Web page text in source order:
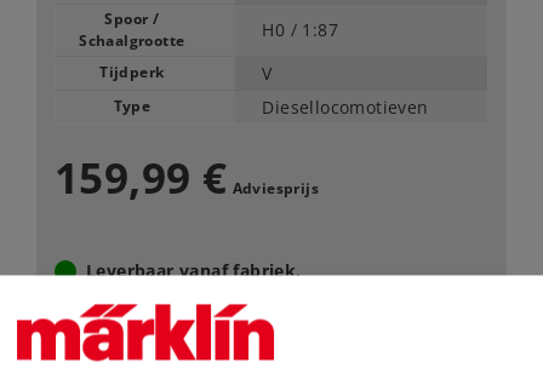
Spoor /
Schaalgrootte
H0 / 1:87
Tijdperk V
Type Diesellocomotieven
159,99 € Adviesprijs
Leverbaar vanaf fabriek.
Webwinkel